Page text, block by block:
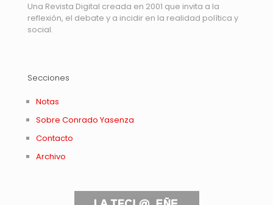
Una Revista Digital creada en 2001 que invita a la
reflexión, el debate y a incidir en la realidad política y
social.
Secciones
Notas
Sobre Conrado Yasenza
Contacto
Archivo